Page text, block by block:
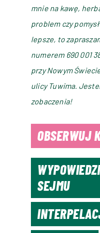
mnie na kawę,
problem czy
lepsze, to
numerem 690 001
przy Nowym
ulicy Tuwima.
zobaczenia!
OBSERWUJ
SEJMU